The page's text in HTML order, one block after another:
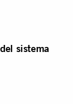
sistema